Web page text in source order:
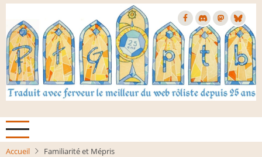
Aller
contenu
principal
Accueil Familiarité et Mépris